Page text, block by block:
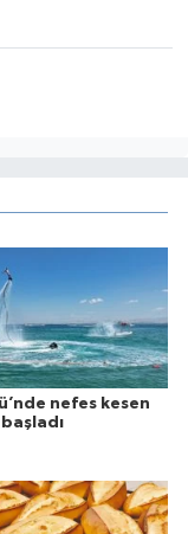
nefes kesen